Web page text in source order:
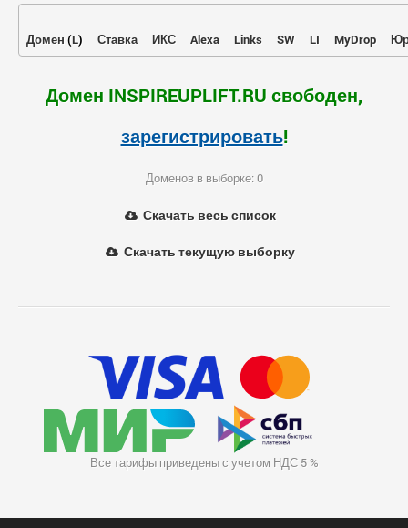
Домен (L) Ставка ИКС Alexa Links SW LI MyDrop
Домен INSPIREUPLIFT.RU свободен,
зарегистрировать!
Доменов в выборке: 0
Скачать весь список
Скачать текущую выборку
Все тарифы приведены с учетом НДС 5 %